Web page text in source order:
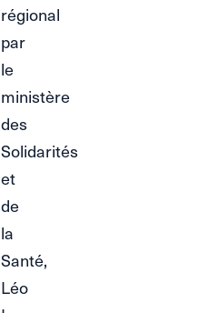
régional
par
le
ministère
des
Solidarités
et
de
la
Santé,
Léo